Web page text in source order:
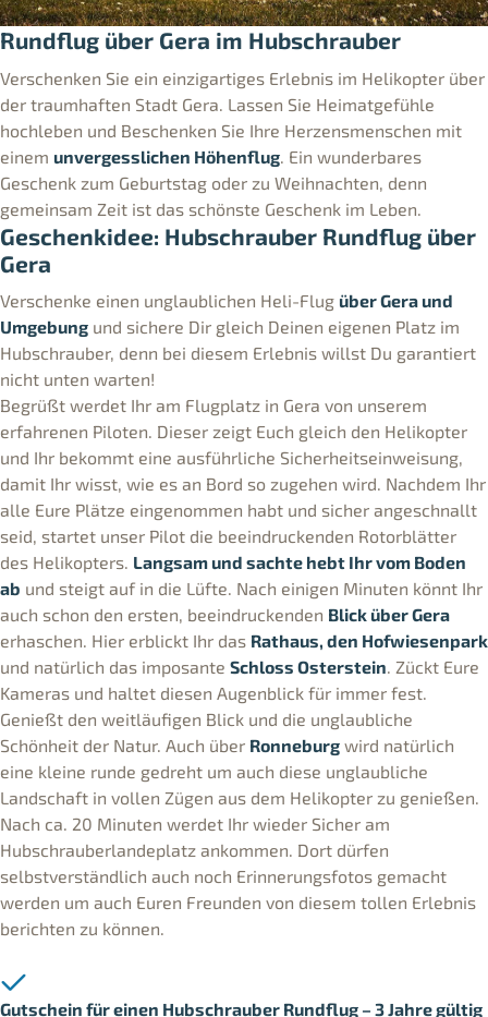
Rundflug über Gera im Hubschrauber
Verschenken Sie ein einzigartiges Erlebnis im Helikopter über
der traumhaften Stadt Gera. Lassen Sie Heimatgefühle
hochleben und Beschenken Sie Ihre Herzensmenschen mit
einem unvergesslichen Höhenflug . Ein wunderbares
Geschenk zum Geburtstag oder zu Weihnachten, denn
gemeinsam Zeit ist das schönste Geschenk im Leben.
Geschenkidee: Hubschrauber Rundflug über
Gera
Verschenke einen unglaublichen Heli-Flug über Gera und
Umgebung und sichere Dir gleich Deinen eigenen Platz im
Hubschrauber, denn bei diesem Erlebnis willst Du garantiert
nicht unten warten!
Begrüßt werdet Ihr am Flugplatz in Gera von unserem
erfahrenen Piloten. Dieser zeigt Euch gleich den Helikopter
und Ihr bekommt eine ausführliche Sicherheitseinweisung,
damit Ihr wisst, wie es an Bord so zugehen wird. Nachdem Ihr
alle Eure Plätze eingenommen habt und sicher angeschnallt
seid, startet unser Pilot die beeindruckenden Rotorblätter
des Helikopters. Langsam und sachte hebt Ihr vom Boden
ab und steigt auf in die Lüfte. Nach einigen Minuten könnt Ihr
auch schon den ersten, beeindruckenden Blick über Gera
erhaschen. Hier erblickt Ihr das Rathaus, den Hofwiesenpark
und natürlich das imposante Schloss Osterstein. Zückt Eure
Kameras und haltet diesen Augenblick für immer fest.
Genießt den weitläufigen Blick und die unglaubliche
Schönheit der Natur. Auch über Ronneburg wird natürlich
eine kleine runde gedreht um auch diese unglaubliche
Landschaft in vollen Zügen aus dem Helikopter zu genießen.
Nach ca. 20 Minuten werdet Ihr wieder Sicher am
Hubschrauberlandeplatz ankommen. Dort dürfen
selbstverständlich auch noch Erinnerungsfotos gemacht
werden um auch Euren Freunden von diesem tollen Erlebnis
berichten zu können.
Gutschein für einen Hubschrauber Rundflug – 3 Jahre gültig